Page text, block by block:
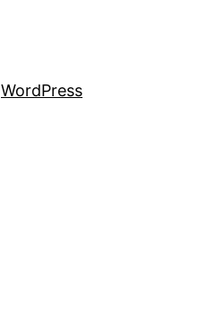
WordPress